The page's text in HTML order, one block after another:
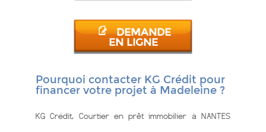
DEMANDE
EN LIGNE
Pourquoi contacter KG Crédit pour
financer votre projet à Madeleine ?
KG Crédit, Courtier en prêt immobilier à NANTES